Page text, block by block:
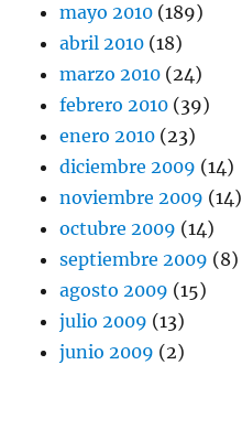
mayo 2010 (189)
abril 2010 (18)
marzo 2010 (24)
febrero 2010 (39)
enero 2010 (23)
diciembre 2009 (14)
noviembre 2009 (14)
octubre 2009 (14)
septiembre 2009 (8)
agosto 2009 (15)
julio 2009 (13)
junio 2009 (2)